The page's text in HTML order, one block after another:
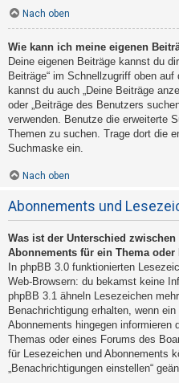
Nach oben
Wie kann ich meine eigenen
Deine eigenen Beiträge kannst du
Beiträge“ im Schnellzugriff oben
kannst du auch „Deine Beiträge
oder „Beiträge des Benutzers
verwenden. Benutze die erweiterte
Themen zu suchen. Trage dort die
Suchmaske ein.
Nach oben
Abonnements und
Was ist der Unterschied
Abonnements für ein Thema oder
In phpBB 3.0 funktionierten
Web-Browsern: du bekamst keine
phpBB 3.1 ähneln Lesezeichen
Benachrichtigung erhalten, wenn
Abonnements hingegen informieren
Themas oder eines Forums des
für Lesezeichen und Abonnements
„Benachrichtigungen einstellen“